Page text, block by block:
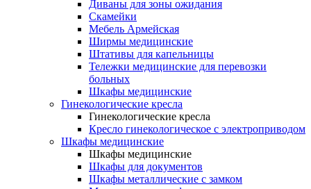
Диваны для зоны ожидания
Скамейки
Мебель Армейская
Ширмы медицинские
Штативы для капельницы
Тележки медицинские для перевозки
больных
Шкафы медицинские
Гинекологические кресла
Гинекологические кресла
Кресло гинекологическое с электроприводом
Шкафы медицинские
Шкафы медицинские
Шкафы для документов
Шкафы металлические с замком